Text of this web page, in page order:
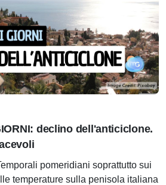
declino dell'anticiclone.
pomeridiani soprattutto sui
temperature sulla penisola italiana